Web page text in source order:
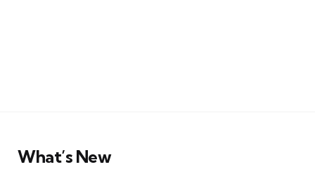
What’s New